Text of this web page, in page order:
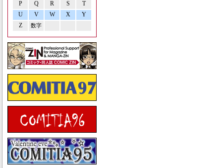
P Q R S
T
U
V W X
Y
Z
数字